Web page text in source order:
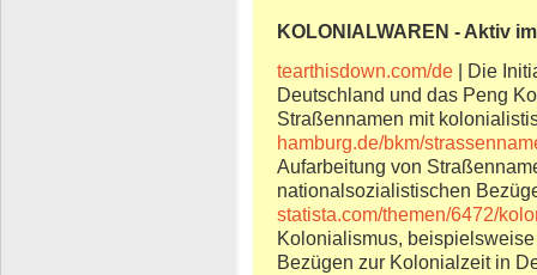
KOLONIALWAREN - Aktiv
tearthisdown.com/de | Die
Deutschland und das Peng
Straßennamen mit
hamburg.de/bkm/
Aufarbeitung von
nationalsozialistischen
statista.com/themen/6472/
Kolonialismus,
Bezügen zur Kolonialzeit in